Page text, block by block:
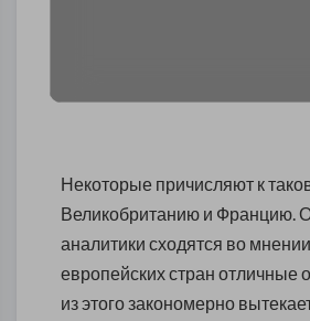
Некоторые причисляют к
Великобританию и Францию.
аналитики сходятся во
европейских стран отличные
из этого закономерно